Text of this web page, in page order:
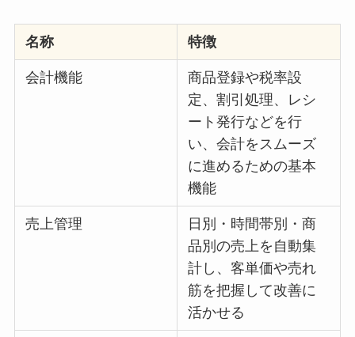
名称 特徴
会計機能
商品登録や税率設
定、割引処理、レシ
ート発行などを行
い、会計をスムーズ
に進めるための基本
機能
売上管理
日別・時間帯別・商
品別の売上を自動集
計し、客単価や売れ
筋を把握して改善に
活かせる